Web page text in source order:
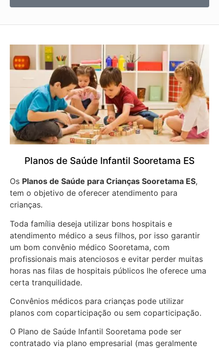
Planos de Saúde Infantil Sooretama ES
Os Planos de Saúde para Crianças Sooretama ES,
tem o objetivo de oferecer atendimento para
crianças.
Toda família deseja utilizar bons hospitais e
atendimento médico a seus filhos, por isso garantir
um bom convênio médico Sooretama, com
profissionais mais atenciosos e evitar perder muitas
horas nas filas de hospitais públicos lhe oferece uma
certa tranquilidade.
Convênios médicos para crianças pode utilizar
planos com coparticipação ou sem coparticipação.
O Plano de Saúde Infantil Sooretama pode ser
contratado via plano empresarial (mas geralmente